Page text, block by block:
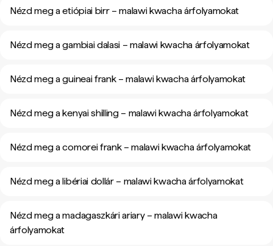
Nézd meg a etiópiai birr – malawi kwacha árfolyamokat
Nézd meg a gambiai dalasi – malawi kwacha árfolyamokat
Nézd meg a guineai frank – malawi kwacha árfolyamokat
Nézd meg a kenyai shilling – malawi kwacha árfolyamokat
Nézd meg a comorei frank – malawi kwacha árfolyamokat
Nézd meg a libériai dollár – malawi kwacha árfolyamokat
Nézd meg a madagaszkári ariary – malawi kwacha
árfolyamokat